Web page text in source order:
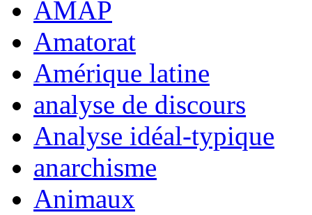
AMAP
Amatorat
Amérique latine
analyse de discours
Analyse idéal-typique
anarchisme
Animaux